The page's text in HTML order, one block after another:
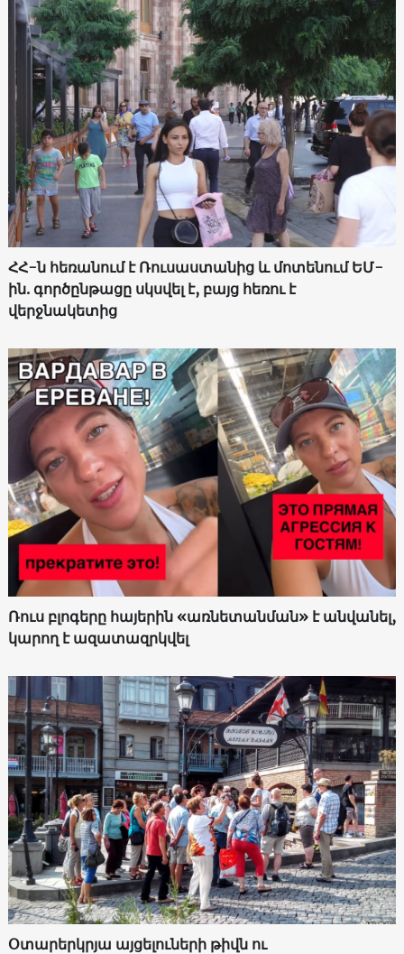
ՀՀ-ն հեռանում է Ռուսաստանից և մոտենում ԵՄ-
ին. գործընթացը սկսվել է, բայց հեռու է
վերջնակետից
Ռուս բլոգերը հայերին «առնետանման» է անվանել,
կարող է ազատազրկվել
Օտարերկրյա այցելուների թիվն ու